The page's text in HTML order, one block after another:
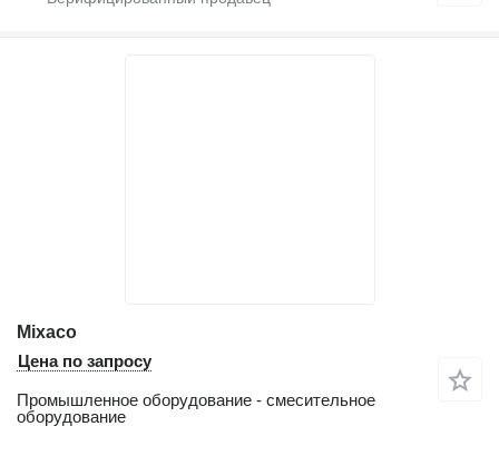
Mixaco
Цена по запросу
Промышленное оборудование - смесительное
оборудование